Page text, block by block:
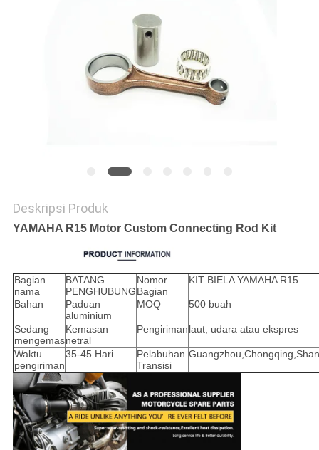
Deskripsi Produk
YAMAHA R15 Motor Custom Connecting Rod Kit
Bagian
nama
BATANG
PENGHUBUNG
Nomor
Bagian
KIT BIELA ​​YAMAHA R15
Bahan
Paduan
aluminium
MOQ 500 buah
Sedang
mengemas
Kemasan
netral
Pengirimanlaut, udara atau ekspres
Waktu
pengiriman
35-45 Hari
Pelabuhan
Transisi